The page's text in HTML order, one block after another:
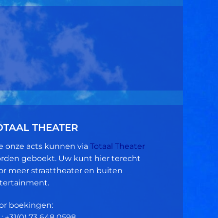
THEATER
onze acts kunnen via Totaal Theater
geboekt. Uw kunt hier terecht
meer straattheater en buiten
boekingen: